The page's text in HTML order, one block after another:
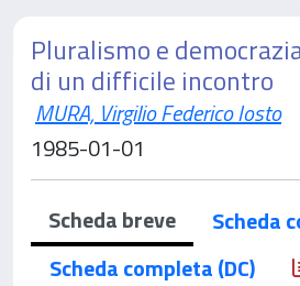
Pluralismo e
di un difficile incontro
MURA, Virgilio Federico Iosto
1985-01-01
Scheda breve
Scheda
Scheda completa (DC)